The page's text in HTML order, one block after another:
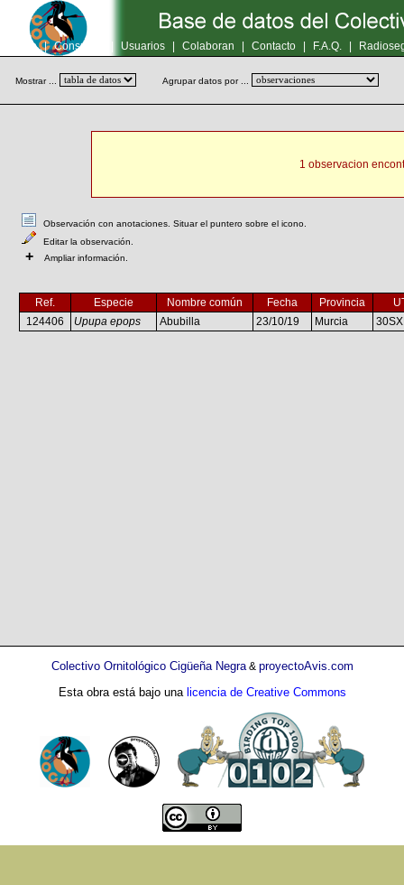
Inicio | Consultas Usuarios Colaboran Contacto F.A.Q.
Mostrar ... Agrupar datos por ...
1 observacion
Observación con anotaciones. Situar el puntero sobre el icono.
Editar la observación.
+ Ampliar información.
Ref. Especie Nombre común Fecha Provincia
124406
Upupa epops Abubilla 23/10/19 Murcia
Colectivo Ornitológico Cigüeña Negra& proyectoAvis.com
Esta obra está bajo una licencia de Creative Commons